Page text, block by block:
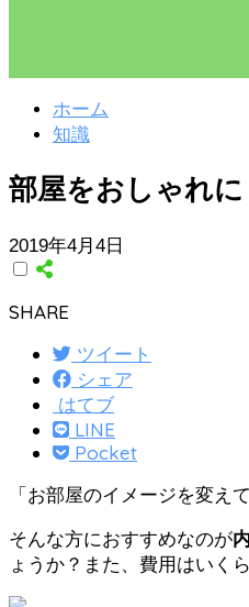
ホーム
知識
部屋をおしゃれ
2019年4月4日
SHARE
ツイート
シェア
はてブ
LINE
Pocket
「お部屋のイメージを変え
そんな方におすすめなのが
ょうか？また、費用はいく